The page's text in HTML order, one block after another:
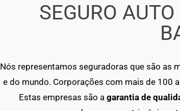
SEGURO
Nós representamos seguradoras que são as
e do mundo. Corporações com mais de 100
Estas empresas são a garantia de